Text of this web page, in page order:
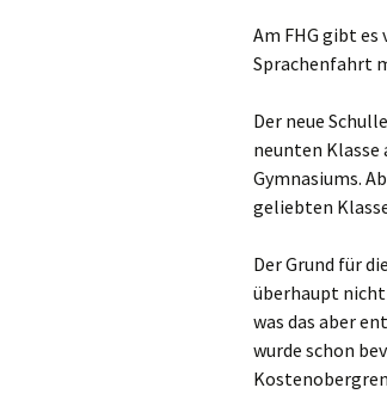
Am FHG gibt
Sprachenfahrt
Der neue
neunten Klasse
Gymnasiums.
geliebten
Der Grund für
überhaupt nicht
was das aber
wurde schon